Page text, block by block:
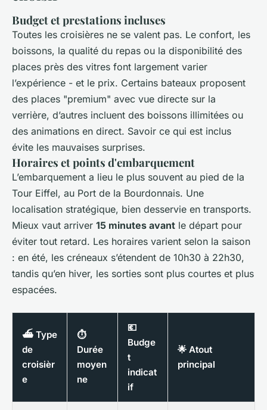
Budget et prestations incluses
Toutes les croisières ne se valent pas. Le confort, les
boissons, la qualité du repas ou la disponibilité des
places près des vitres font largement varier
l’expérience - et le prix. Certains bateaux proposent
des places "premium" avec vue directe sur la
verrière, d’autres incluent des boissons illimitées ou
des animations en direct. Savoir ce qui est inclus
évite les mauvaises surprises.
Horaires et points d'embarquement
L’embarquement a lieu le plus souvent au pied de la
Tour Eiffel, au Port de la Bourdonnais. Une
localisation stratégique, bien desservie en transports.
Mieux vaut arriver 15 minutes avant le départ pour
éviter tout retard. Les horaires varient selon la saison
: en été, les créneaux s’étendent de 10h30 à 22h30,
tandis qu’en hiver, les sorties sont plus courtes et plus
espacées.
⛴️ Type
de
croisièr
e
⏱️
Durée
moyen
ne
💶
Budge
t
indicat
if
🌟 Atout
principal